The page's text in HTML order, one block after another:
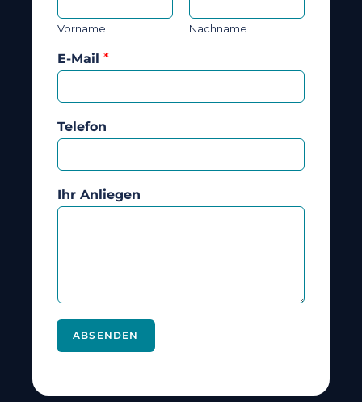
Vorname Nachname
E-Mail *
Telefon
Ihr Anliegen
ABSENDEN